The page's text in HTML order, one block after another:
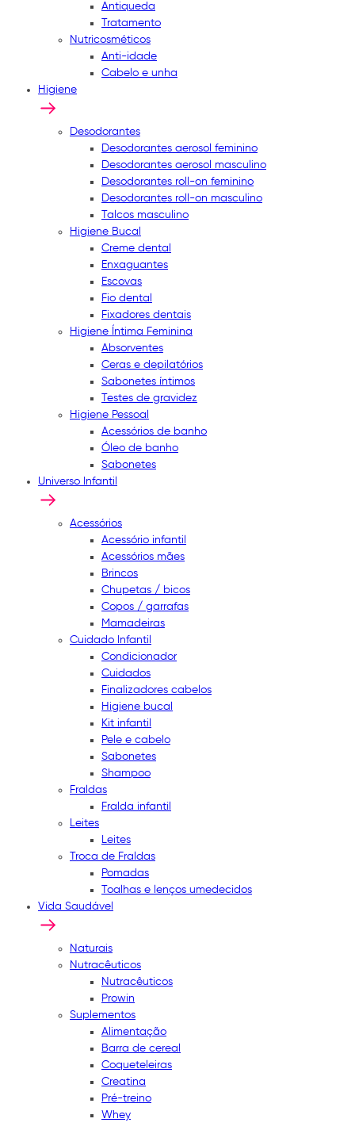
Antiqueda
Tratamento
Nutricosméticos
Anti-idade
Cabelo e unha
Higiene
Desodorantes
Desodorantes aerosol feminino
Desodorantes aerosol masculino
Desodorantes roll-on feminino
Desodorantes roll-on masculino
Talcos masculino
Higiene Bucal
Creme dental
Enxaguantes
Escovas
Fio dental
Fixadores dentais
Higiene Íntima Feminina
Absorventes
Ceras e depilatórios
Sabonetes íntimos
Testes de gravidez
Higiene Pessoal
Acessórios de banho
Óleo de banho
Sabonetes
Universo Infantil
Acessórios
Acessório infantil
Acessórios mães
Brincos
Chupetas / bicos
Copos / garrafas
Mamadeiras
Cuidado Infantil
Condicionador
Cuidados
Finalizadores cabelos
Higiene bucal
Kit infantil
Pele e cabelo
Sabonetes
Shampoo
Fraldas
Fralda infantil
Leites
Leites
Troca de Fraldas
Pomadas
Toalhas e lenços umedecidos
Vida Saudável
Naturais
Nutracêuticos
Nutracêuticos
Prowin
Suplementos
Alimentação
Barra de cereal
Coqueteleiras
Creatina
Pré-treino
Whey